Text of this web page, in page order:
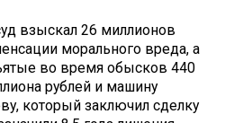
взыскал 26 миллионов
морального вреда, а
во время обысков 440
рублей и машину
который заключил сделку